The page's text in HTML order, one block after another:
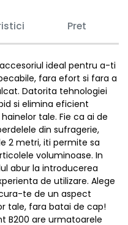
Pret
ideal pentru a-ti
fara efort si fara a
Datorita tehnologiei
si elimina eficient
tale. Fie ca ai de
din sufragerie,
2 metri, iti permite sa
voluminoase. In
abur la introducerea
de utilizare. Alege
te de un aspect
tale, fara batai de cap!
B200 are urmatoarele